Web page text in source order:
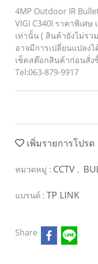
4MP Outdoor IR
VIGI C340I ราคาพิเศ
เท่านั้น ( สินค้ายังไม่ร
อาจมีการเปลี่ยนแปลง
เช็คสต๊อกสินค้าก่อนสั่ง
Tel:063-879-9917
เพิ่มรายการโปรด
หมวดหมู่ : CCTV ,
แบรนด์ : TP LINK
Share